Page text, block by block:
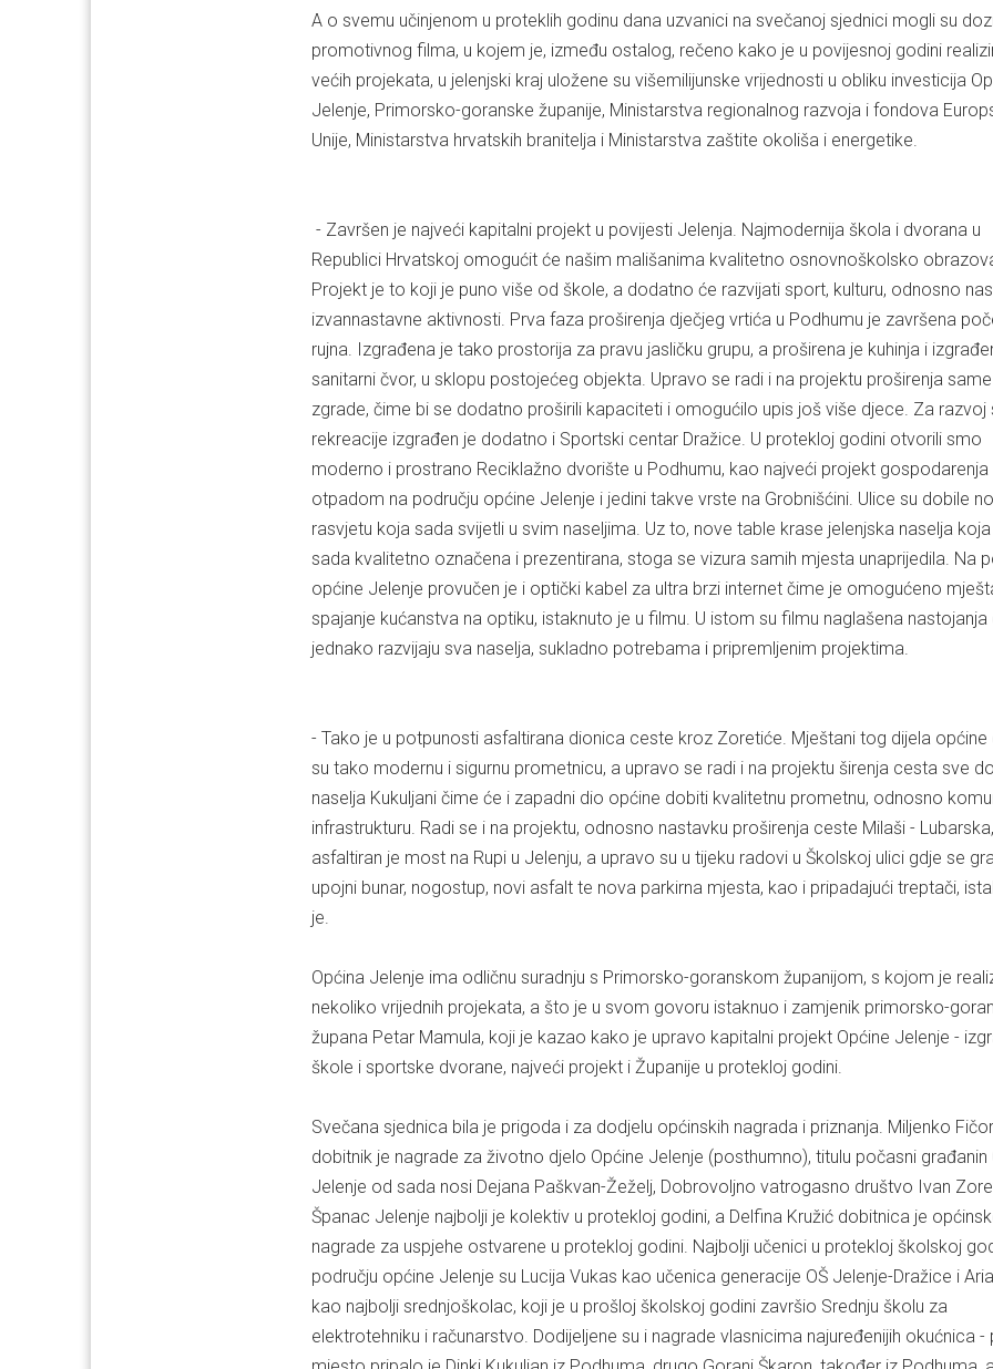
A o svemu učinjenom u proteklih godinu dana uzvanici na svečanoj sjednici mogli su
promotivnog filma, u kojem je, između ostalog, rečeno kako je u povijesnoj godini
većih projekata, u jelenjski kraj uložene su višemilijunske vrijednosti u obliku investicija
Jelenje, Primorsko-goranske županije, Ministarstva regionalnog razvoja i fondova
Unije, Ministarstva hrvatskih branitelja i Ministarstva zaštite okoliša i energetike.
- Završen je najveći kapitalni projekt u povijesti Jelenja. Najmodernija škola i dvorana u
Republici Hrvatskoj omogućit će našim mališanima kvalitetno osnovnoškolsko
Projekt je to koji je puno više od škole, a dodatno će razvijati sport, kulturu, odnosno
izvannastavne aktivnosti. Prva faza proširenja dječjeg vrtića u Podhumu je završena
rujna. Izgrađena je tako prostorija za pravu jasličku grupu, a proširena je kuhinja i
sanitarni čvor, u sklopu postojećeg objekta. Upravo se radi i na projektu proširenja same
zgrade, čime bi se dodatno proširili kapaciteti i omogućilo upis još više djece. Za razvoj
rekreacije izgrađen je dodatno i Sportski centar Dražice. U protekloj godini otvorili smo
moderno i prostrano Reciklažno dvorište u Podhumu, kao najveći projekt gospodarenja
otpadom na području općine Jelenje i jedini takve vrste na Grobnišćini. Ulice su dobile
rasvjetu koja sada svijetli u svim naseljima. Uz to, nove table krase jelenjska naselja koja
sada kvalitetno označena i prezentirana, stoga se vizura samih mjesta unaprijedila. Na
općine Jelenje provučen je i optički kabel za ultra brzi internet čime je omogućeno
spajanje kućanstva na optiku, istaknuto je u filmu. U istom su filmu naglašena nastojanja
jednako razvijaju sva naselja, sukladno potrebama i pripremljenim projektima.
- Tako je u potpunosti asfaltirana dionica ceste kroz Zoretiće. Mještani tog dijela općine
su tako modernu i sigurnu prometnicu, a upravo se radi i na projektu širenja cesta sve do
naselja Kukuljani čime će i zapadni dio općine dobiti kvalitetnu prometnu, odnosno
infrastrukturu. Radi se i na projektu, odnosno nastavku proširenja ceste Milaši - Lubarska,
asfaltiran je most na Rupi u Jelenju, a upravo su u tijeku radovi u Školskoj ulici gdje se
upojni bunar, nogostup, novi asfalt te nova parkirna mjesta, kao i pripadajući treptači,
je.
Općina Jelenje ima odličnu suradnju s Primorsko-goranskom županijom, s kojom je
nekoliko vrijednih projekata, a što je u svom govoru istaknuo i zamjenik primorsko-
župana Petar Mamula, koji je kazao kako je upravo kapitalni projekt Općine Jelenje -
škole i sportske dvorane, najveći projekt i Županije u protekloj godini.
Svečana sjednica bila je prigoda i za dodjelu općinskih nagrada i priznanja. Miljenko Fičor
dobitnik je nagrade za životno djelo Općine Jelenje (posthumno), titulu počasni građanin
Jelenje od sada nosi Dejana Paškvan-Žeželj, Dobrovoljno vatrogasno društvo Ivan
Španac Jelenje najbolji je kolektiv u protekloj godini, a Delfina Kružić dobitnica je
nagrade za uspjehe ostvarene u protekloj godini. Najbolji učenici u protekloj školskoj
području općine Jelenje su Lucija Vukas kao učenica generacije OŠ Jelenje-Dražice i
kao najbolji srednjoškolac, koji je u prošloj školskoj godini završio Srednju školu za
elektrotehniku i računarstvo. Dodijeljene su i nagrade vlasnicima najuređenijih okućnica -